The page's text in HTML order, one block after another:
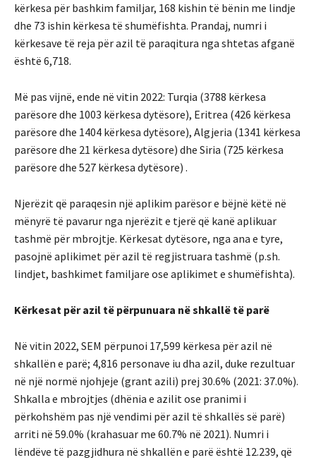
kërkesa për bashkim familjar, 168 kishin të bënin me lindje
dhe 73 ishin kërkesa të shumëfishta. Prandaj, numri i
kërkesave të reja për azil të paraqitura nga shtetas afganë
është 6,718.
Më pas vijnë, ende në vitin 2022: Turqia (3788 kërkesa
parësore dhe 1003 kërkesa dytësore), Eritrea (426 kërkesa
parësore dhe 1404 kërkesa dytësore), Algjeria (1341 kërkesa
parësore dhe 21 kërkesa dytësore) dhe Siria (725 kërkesa
parësore dhe 527 kërkesa dytësore) .
Njerëzit që paraqesin një aplikim parësor e bëjnë këtë në
mënyrë të pavarur nga njerëzit e tjerë që kanë aplikuar
tashmë për mbrojtje. Kërkesat dytësore, nga ana e tyre,
pasojnë aplikimet për azil të regjistruara tashmë (p.sh.
lindjet, bashkimet familjare ose aplikimet e shumëfishta).
Kërkesat për azil të përpunuara në shkallë të parë
Në vitin 2022, SEM përpunoi 17,599 kërkesa për azil në
shkallën e parë; 4,816 personave iu dha azil, duke rezultuar
në një normë njohjeje (grant azili) prej 30.6% (2021: 37.0%).
Shkalla e mbrojtjes (dhënia e azilit ose pranimi i
përkohshëm pas një vendimi për azil të shkallës së parë)
arriti në 59.0% (krahasuar me 60.7% në 2021). Numri i
lëndëve të pazgjidhura në shkallën e parë është 12.239, që